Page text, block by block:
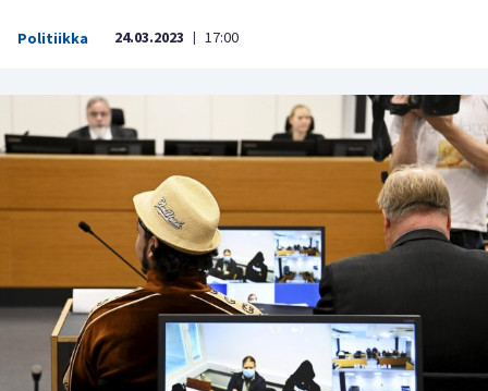
Politiikka 24.03.2023 | 17:00